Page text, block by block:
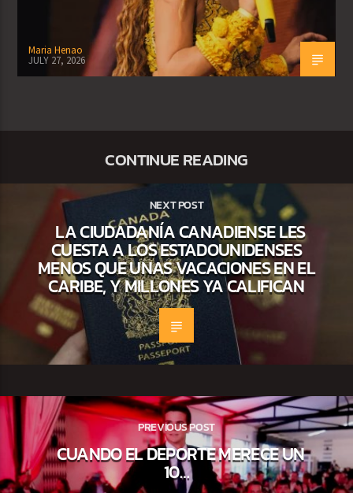
Maria Henao
JULY 27, 2026
CONTINUE READING
NEXT POST
LA CIUDADANÍA CANADIENSE LES
CUESTA A LOS ESTADOUNIDENSES
MENOS QUE UNAS VACACIONES EN EL
CARIBE, Y MILLONES YA CALIFICAN
PREVIOUS POST
CUANDO EL DEPORTE MERECE UN
10…